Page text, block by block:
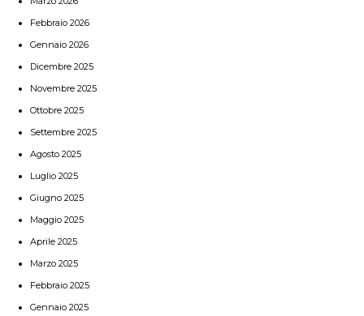
Febbraio 2026
Gennaio 2026
Dicembre 2025
Novembre 2025
Ottobre 2025
Settembre 2025
Agosto 2025
Luglio 2025
Giugno 2025
Maggio 2025
Aprile 2025
Marzo 2025
Febbraio 2025
Gennaio 2025